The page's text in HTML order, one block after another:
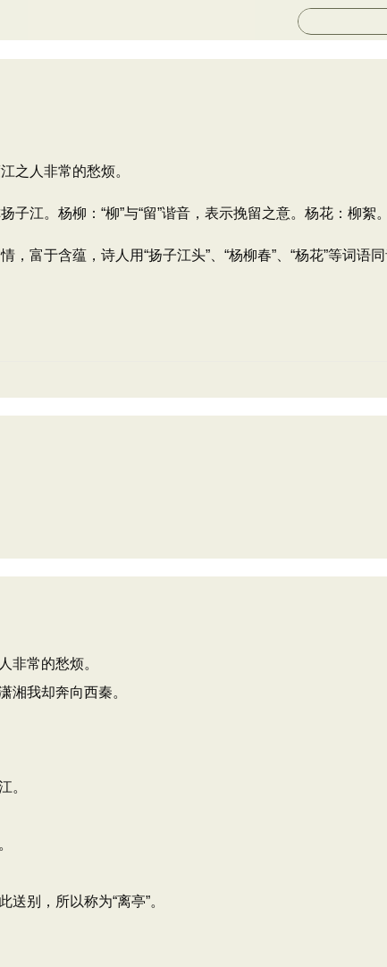
之人非常的愁烦。
江。杨柳：“柳”与“留”谐音，表示挽留之意。杨花：柳絮
富于含蕴，诗人用“扬子江头”、“杨柳春”、“杨花”等词语
非常的愁烦。
湘我却奔向西秦。
。
别，所以称为“离亭”。